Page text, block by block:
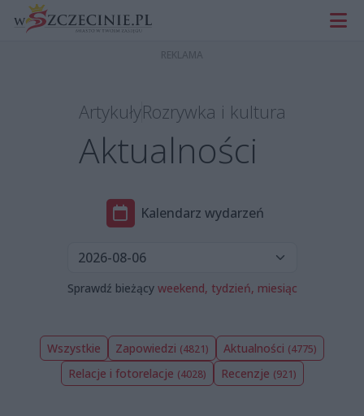
ArtykułyRozrywka i kultura
Aktualności
Kalendarz wydarzeń
Sprawdź bieżący weekend, tydzień, miesiąc
Wszystkie Zapowiedzi (4821) Aktualności (4775)
Relacje i fotorelacje (4028) Recenzje (921)